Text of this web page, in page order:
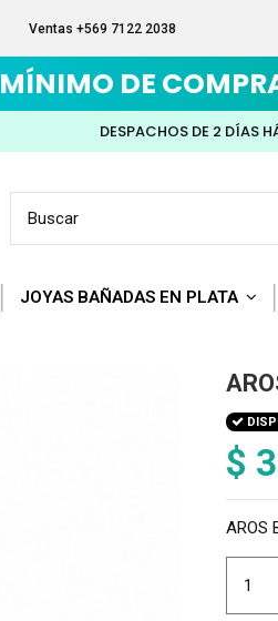
Ventas +569 7122 2038
MÍNIMO DE
DESPACHOS DE 2 DÍAS
JOYAS BAÑADAS EN PLATA
$
AROS